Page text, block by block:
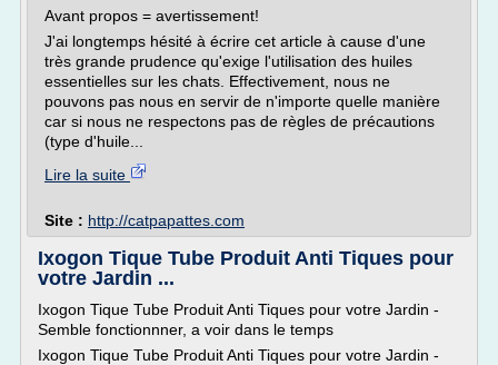
Avant propos = avertissement!
J'ai longtemps hésité à écrire cet article à cause d'une
très grande prudence qu'exige l'utilisation des huiles
essentielles sur les chats. Effectivement, nous ne
pouvons pas nous en servir de n'importe quelle manière
car si nous ne respectons pas de règles de précautions
(type d'huile...
Lire la suite
Site : http://catpapattes.com
Ixogon Tique Tube Produit Anti Tiques pour
votre Jardin ...
Ixogon Tique Tube Produit Anti Tiques pour votre Jardin -
Semble fonctionnner, a voir dans le temps
Ixogon Tique Tube Produit Anti Tiques pour votre Jardin -